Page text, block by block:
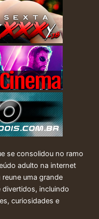
se consolidou no ramo
adulto na internet
uma grande
incluindo
curiosidades e